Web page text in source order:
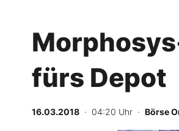
Abo & Shop
BO-Musterdepots
Experten
fürs Depot
16.03.2018 · 04:20 Uhr · Börse